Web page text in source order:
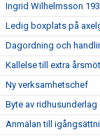
Ingrid Wilhelmsson
Ledig boxplats på
Dagordning och
Kallelse till extra
Ny verksamhetschef
Byte av ridhusunderlag
Anmälan till